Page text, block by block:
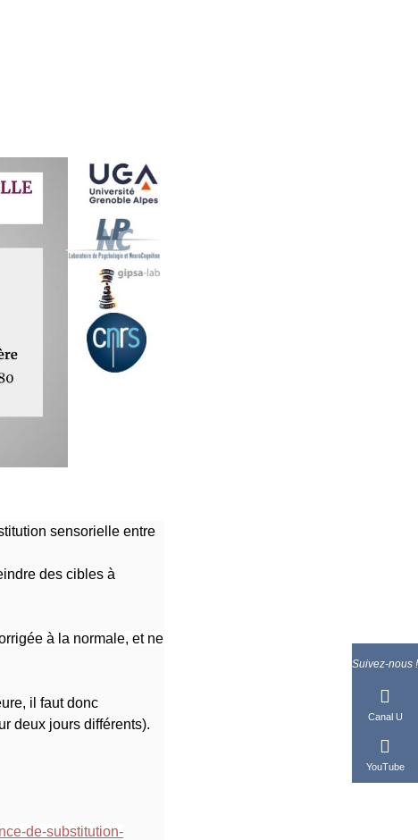
Suivez-nous !
Canal U
YouTube
sensorielle entre
des cibles à
à la normale, et ne
il faut donc
deux jours différents).
de-substitution-